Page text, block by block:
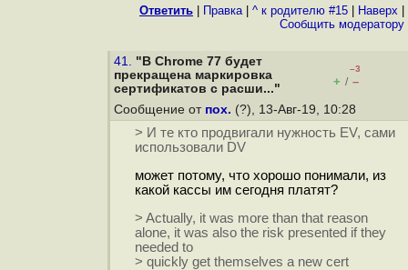
Ответить Правка| ^ к родителю #15 Наверх
Cообщить модератору
41. "В Chrome 77 будет
прекращена маркировка
сертификатов с расши..."
–3
+ / –
Сообщение от пох. (?), 13-Авг-19, 10:28
> И те кто продвигали нужность EV, сами
использовали DV
может потому, что хорошо понимали, из
какой кассы им сегодня платят?
> Actually, it was more than that reason
alone, it was also the risk presented if they
needed to
> quickly get themselves a new cert